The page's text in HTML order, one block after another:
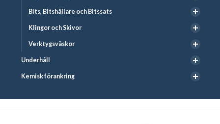
Bits, Bitshållare och Bitssats
Klingor och Skivor
Verktygsväskor
Underhåll
Kemisk förankring